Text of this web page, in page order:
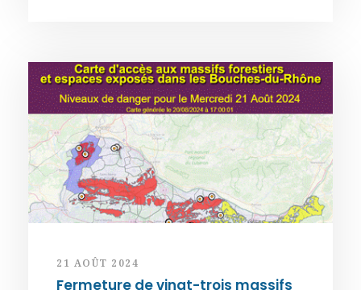
21 AOÛT 2024
Fermeture de vingt-trois massifs